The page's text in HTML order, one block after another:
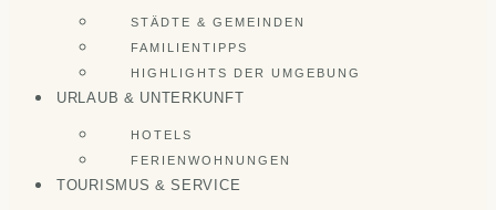
STÄDTE & GEMEINDEN
FAMILIENTIPPS
HIGHLIGHTS DER UMGEBUNG
URLAUB & UNTERKUNFT
HOTELS
FERIENWOHNUNGEN
TOURISMUS & SERVICE